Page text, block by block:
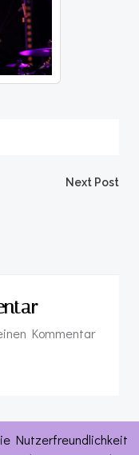
Next Post
Kommentar
Nutzerfreundlichkeit